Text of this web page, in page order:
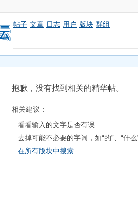
帖子 文章 日志 用户 版块 群组
抱歉，没有找到相关的精华帖。
相关建议：
看看输入的文字是否有误
去掉可能不必要的字词，如“的”、“什么
在所有版块中搜索